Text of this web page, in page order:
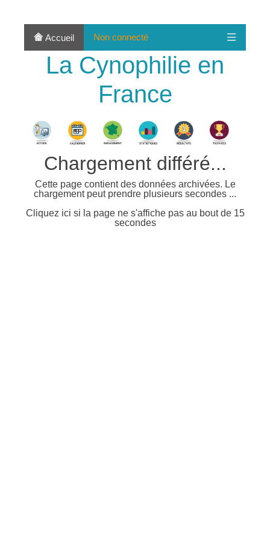
Accueil Non connecté
La Cynophilie en
France
Chargement différé...
Cette page contient des données archivées. Le
chargement peut prendre plusieurs secondes ...
Cliquez ici si la page ne s'affiche pas au bout de 15
secondes